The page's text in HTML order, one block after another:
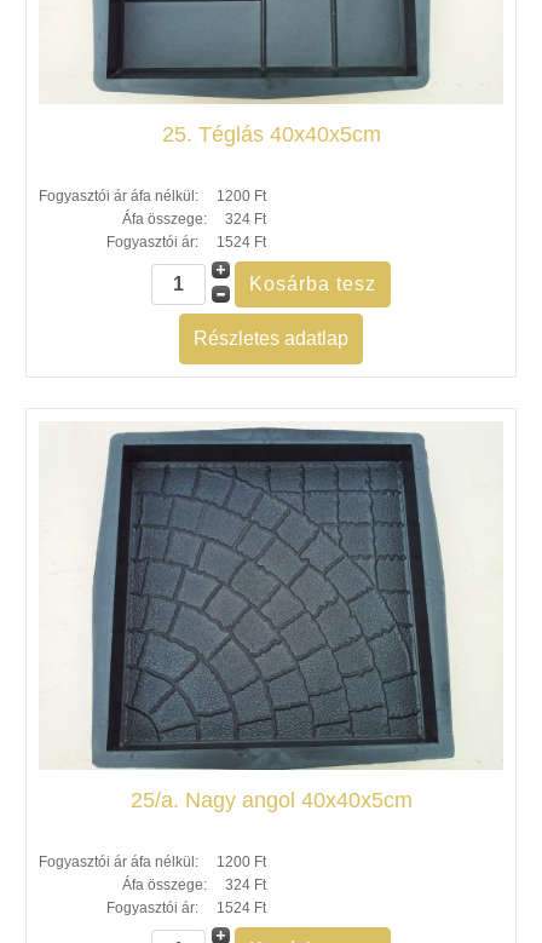
25. Téglás 40x40x5cm
Fogyasztói ár áfa nélkül:
1200 Ft
Áfa összege:
324 Ft
Fogyasztói ár:
1524 Ft
Részletes adatlap
25/a. Nagy angol 40x40x5cm
Fogyasztói ár áfa nélkül:
1200 Ft
Áfa összege:
324 Ft
Fogyasztói ár:
1524 Ft